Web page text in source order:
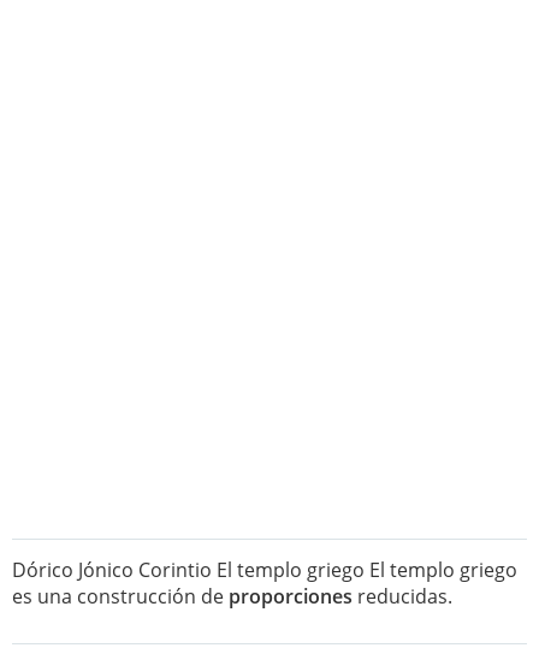
Dórico Jónico Corintio El templo griego El templo griego
es una construcción de proporciones reducidas.